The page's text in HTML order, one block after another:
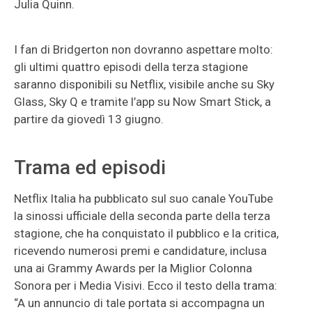
Julia Quinn.
I fan di Bridgerton non dovranno aspettare molto:
gli ultimi quattro episodi della terza stagione
saranno disponibili su Netflix, visibile anche su Sky
Glass, Sky Q e tramite l’app su Now Smart Stick, a
partire da giovedì 13 giugno.
Trama ed episodi
Netflix Italia ha pubblicato sul suo canale YouTube
la sinossi ufficiale della seconda parte della terza
stagione, che ha conquistato il pubblico e la critica,
ricevendo numerosi premi e candidature, inclusa
una ai Grammy Awards per la Miglior Colonna
Sonora per i Media Visivi. Ecco il testo della trama:
“A un annuncio di tale portata si accompagna un